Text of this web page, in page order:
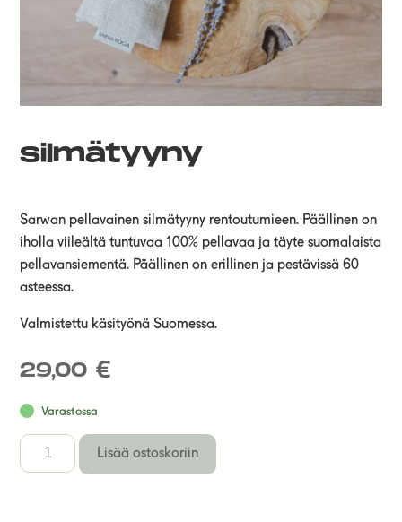
silmätyyny
Sarwan pellavainen silmätyyny rentoutumieen. Päällinen on
iholla viileältä tuntuvaa 100% pellavaa ja täyte suomalaista
pellavansiementä. Päällinen on erillinen ja pestävissä 60
asteessa.
Valmistettu käsityönä Suomessa.
29,00 €
Varastossa
Lisää ostoskoriin